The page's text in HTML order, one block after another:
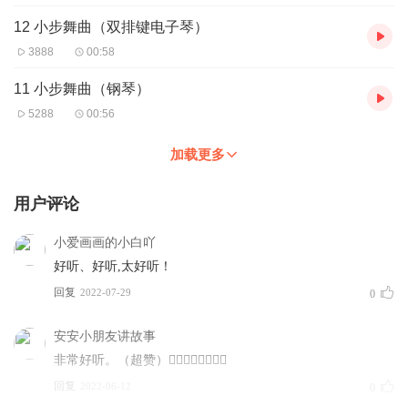
12 小步舞曲（双排键电子琴）
3888 00:58
11 小步舞曲（钢琴）
5288 00:56
加载更多
用户评论
小爱画画的小白吖
好听、好听,太好听！
回复 2022-07-29 0
安安小朋友讲故事
非常好听。（超赞）👍🏻👍🏻👍🏻👍🏻
回复